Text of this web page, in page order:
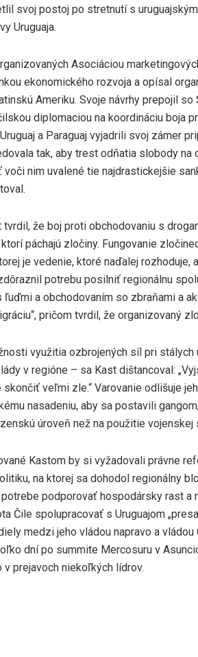
svoj postoj po stretnutí s
Uruguaja.
Asociáciou
ekonomického rozvoja a opísal
Ameriku. Svoje návrhy prepojil
diplomaciou na koordináciu boja
a Paraguaj vyjadrili svoj zámer
tak, aby trest odňatia slobody
voči nim uvalené tie najdrastickejšie
že boj proti obchodovaniu s
páchajú zločiny. Fungovanie
je vedenie, ktoré naďalej rozhoduje,
potrebu posilniť regionálnu
a obchodovaním so zbraňami a
pričom tvrdil, že organizovaný
využitia ozbrojených síl pri
v regióne – sa Kast dištancoval:
skončiť veľmi zle.“ Varovanie odlišuje
nasadeniu, aby sa postavili
úroveň než na použitie vojenskej
Kastom by si vyžadovali právne
na ktorej sa dohodol regionálny
podporovať hospodársky rast a
Čile spolupracovať s Uruguajom
medzi jeho vládou napravo a
dní po summite Mercosuru v
prejavoch niekoľkých lídrov.